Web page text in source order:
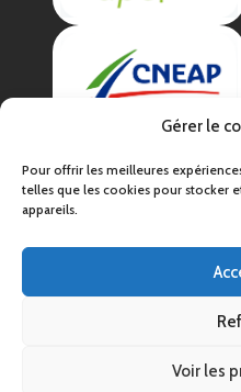
Gérer le
Pour offrir les meilleures
telles que les cookies pour stocker
appareils.
Voir les
Un site par
Politique